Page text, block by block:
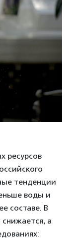
ресурсов
тенденции
воды и
составе. В
а